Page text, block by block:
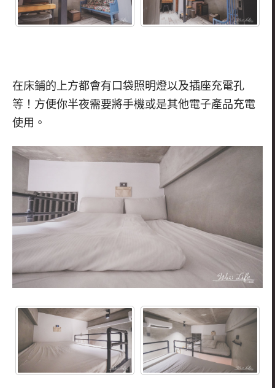
在床鋪的上方都會有口袋照明燈以及插座充電孔
等！方便你半夜需要將手機或是其他電子產品充電
使用。